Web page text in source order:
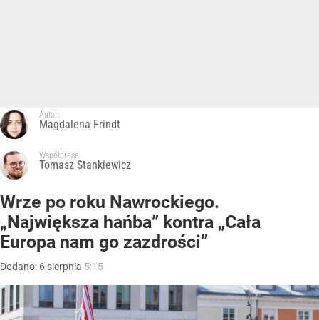
Autor:
Magdalena Frindt
Współpraca:
Tomasz Stankiewicz
Wrze po roku Nawrockiego.
„Największa hańba” kontra „Cała
Europa nam go zazdrości”
Dodano: 6 sierpnia 5:15